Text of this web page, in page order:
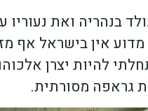
(55) נולד בנהריה ואת
אין בישראל אף
להיות יצרן
גראפה מסורתית.